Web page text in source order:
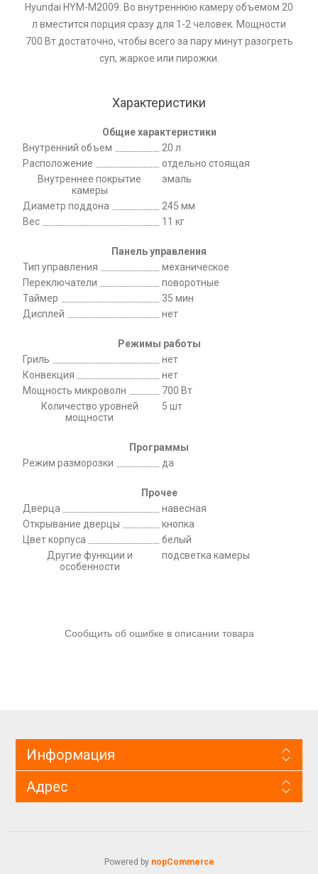
Hyundai HYM-M2009. Во внутреннюю камеру объемом 20
л вместится порция сразу для 1-2 человек. Мощности
700 Вт достаточно, чтобы всего за пару минут разогреть
суп, жаркое или пирожки.
Характеристики
Общие характеристики
Внутренний объем
20 л
Расположение
отдельно стоящая
Внутреннее покрытие
камеры
эмаль
Диаметр поддона
245 мм
Вес
11 кг
Панель управления
Тип управления
механическое
Переключатели
поворотные
Таймер
35 мин
Дисплей
нет
Режимы работы
Гриль
нет
Конвекция
нет
Мощность микроволн
700 Вт
Количество уровней
мощности
5 шт
Программы
Режим разморозки
да
Прочее
Дверца
навесная
Открывание дверцы
кнопка
Цвет корпуса
белый
Другие функции и
особенности
подсветка камеры
Сообщить об ошибке в описании товара
Информация
Адрес
Powered by nopCommerce